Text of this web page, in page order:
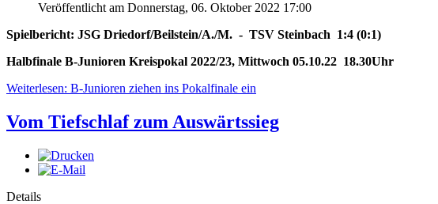
Veröffentlicht am Donnerstag, 06. Oktober 2022 17:00
Spielbericht: JSG Driedorf/Beilstein/A./M. - TSV Steinbach 1:4 (0:1)
Halbfinale B-Junioren Kreispokal 2022/23, Mittwoch 05.10.22 18.30Uhr
Weiterlesen: B-Junioren ziehen ins Pokalfinale ein
Vom Tiefschlaf zum Auswärtssieg
Details